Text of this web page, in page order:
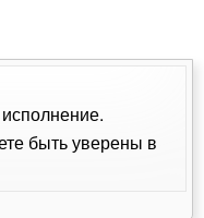
быть уверены в